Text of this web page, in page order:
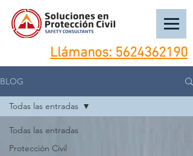
Llámanos: 5624362190
BLOG
Todas las entradas
Protección Civil
Todas las entradas